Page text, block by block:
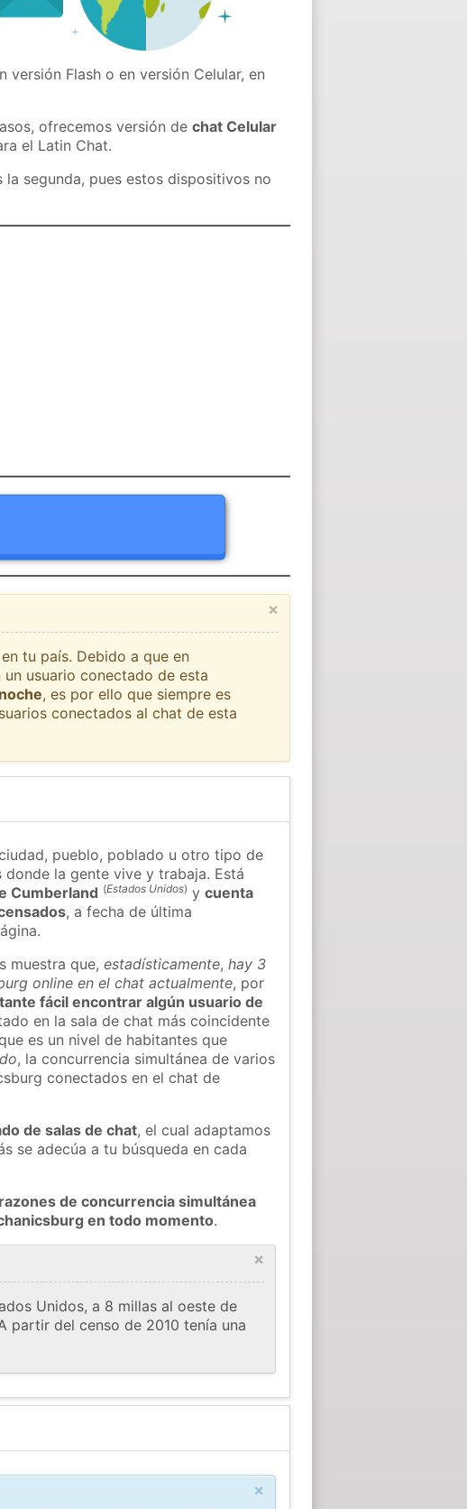
versión Flash o en versión Celular, en
ofrecemos versión dechat Celular
el Latin Chat.
segunda, pues estos dispositivos no
×
tu país. Debido a que en
usuario conectado de esta
, es por ello que siempre es
conectados al chat de esta
pueblo, poblado u otro tipo de
la gente vive y trabaja. Está
Cumberland (Estados Unidos) ycuenta
, a fecha de última
muestra que,estadísticamente,hay 3
online en el chat actualmente, por
fácil encontrar algún usuario de
en la sala de chat más coincidente
es un nivel de habitantes que
, la concurrencia simultánea de varios
conectados en el chat de
de salas de chat, el cual adaptamos
se adecúa a tu búsqueda en cada
de concurrencia simultánea
en todo momento.
×
Unidos, a 8 millas al oeste de
partir del censo de 2010 tenía una
×